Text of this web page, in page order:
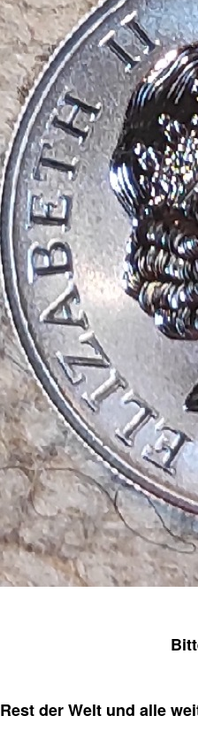
Rest der Welt und alle